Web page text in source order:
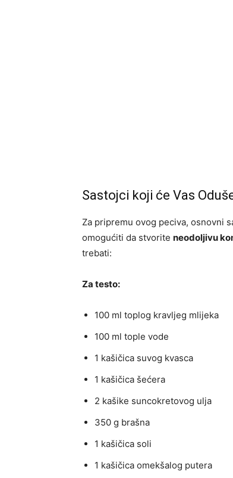
Sastojci koji će Vas
Za pripremu ovog peciva, osnovni
omogućiti da stvorite neodoljivu
trebati:
Za testo:
100 ml toplog kravljeg mlijeka
100 ml tople vode
1 kašičica suvog kvasca
1 kašičica šećera
2 kašike suncokretovog ulja
350 g brašna
1 kašičica soli
1 kašičica omekšalog putera